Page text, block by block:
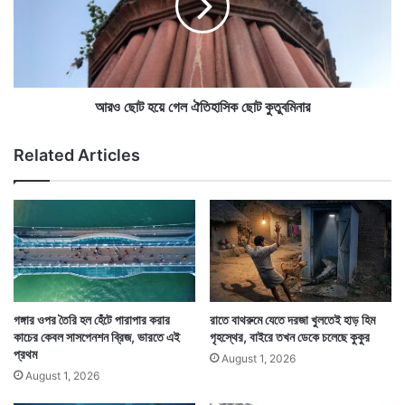
আন্নামালাই ব্যাঘ্র অভয়ারণ্যের বিশেষজ্ঞ আধিকারিক তামিলনাড়ুর
চিফ কনজারভেটর অফ ফরেস্টস-এর কাছে বাঘটির শিকারের অভ্যাস
বাঘটিকে ভালপারাইয়ের যে বিশেষ ঘেরাটোপে রাখা হয়েছে সেখানেই
রে
ল
সি
ক
ছো
কু
তু
ব
না
র
আরও ছোট হয়ে গেল ঐতিহাসিক ছোট কুতুবমিনার
Related Articles
গঙ্গার ওপর তৈরি হল হেঁটে পারাপার করার
কাচের কেবল সাসপেনশন ব্রিজ, ভারতে এই
প্রথম
August 1, 2026
রাতে বাথরুমে যেতে দরজা খুলতেই হাড় হিম
গৃহস্থের, বাইরে তখন ডেকে চলেছে কুকুর
August 1, 2026